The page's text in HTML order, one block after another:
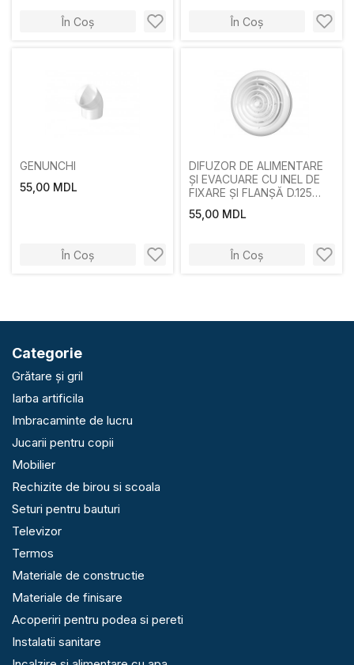
În Coș În Coș
GENUNCHI
55,00 MDL
În Coș
DIFUZOR DE ALIMENTARE
ȘI EVACUARE CU INEL DE
FIXARE ȘI FLANȘĂ D.125
55,00 MDL
În Coș
Categorie
Grătare și gril
Iarba artificila
Imbracaminte de lucru
Jucarii pentru copii
Mobilier
Rechizite de birou si scoala
Seturi pentru bauturi
Televizor
Termos
Materiale de constructie
Materiale de finisare
Acoperiri pentru podea si pereti
Instalatii sanitare